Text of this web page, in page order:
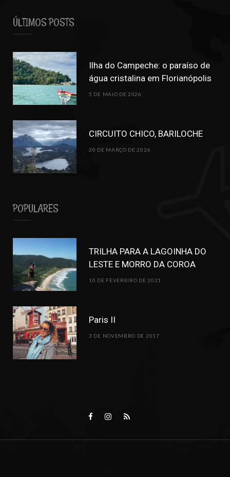
ÚLTIMOS POSTS
Ilha do Campeche: o paraíso de
água cristalina em Florianópolis
5 DE MAIO DE 2026
CIRCUITO CHICO, BARILOCHE
20 DE MARÇO DE 2026
POPULARES
TRILHA PARA A LAGOINHA DO
LESTE E MORRO DA COROA
10 DE FEVEREIRO DE 2021
Paris II
3 DE NOVEMBRO DE 2017